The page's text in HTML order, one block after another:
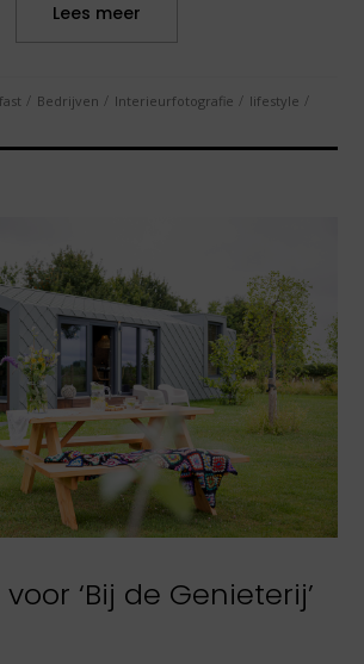
Lees meer
/ Bedrijven / Interieurfotografie / lifestyle /
‘Bij de Genieterij’